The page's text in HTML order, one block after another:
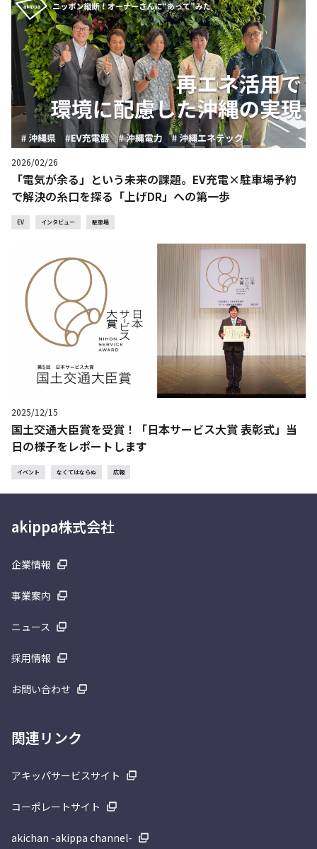
2026/02/26
「電気が余る」という未来の課題。EV充電×駐車場予約
で解決の糸口を探る「上げDR」への第一歩
EV インタビュー 駐車場
2025/12/15
国土交通大臣賞を受賞！「日本サービス大賞 表彰式」当
日の様子をレポートします
イベント なくてはならぬ 広報
akippa株式会社
企業情報
事業案内
ニュース
採用情報
お問い合わせ
関連リンク
アキッパサービスサイト
コーポレートサイト
akichan -akippa channel-